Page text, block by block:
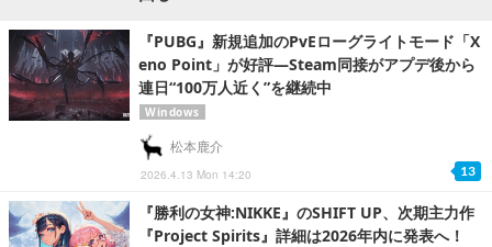
『PUBG』新規追加のPvEローグライトモード「X
eno Point」が好評―Steam同接がアプデ後から
連日“100万人近く”を継続中
Windows
2026.4.13 Mon 14:20
松本鹿介
13
『勝利の女神:NIKKE』のSHIFT UP、次期主力作
『Project Spirits』詳細は2026年内に発表へ！